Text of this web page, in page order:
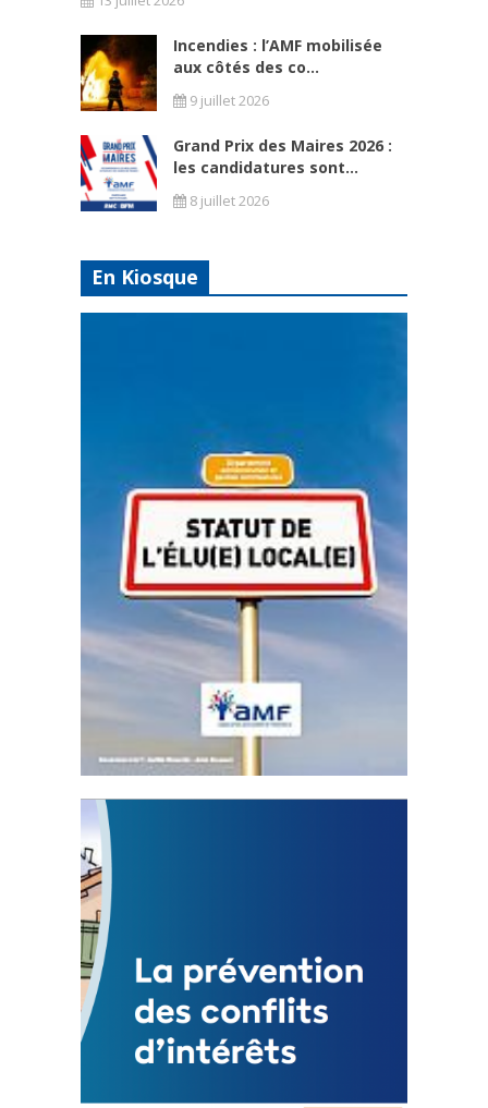
Incendies : l’AMF mobilisée
aux côtés des co...
9 juillet 2026
Grand Prix des Maires 2026 :
les candidatures sont...
8 juillet 2026
En Kiosque
Statut de l’élu local
3 avril 2024
Mise à jour avril 2024
FEUILLETER